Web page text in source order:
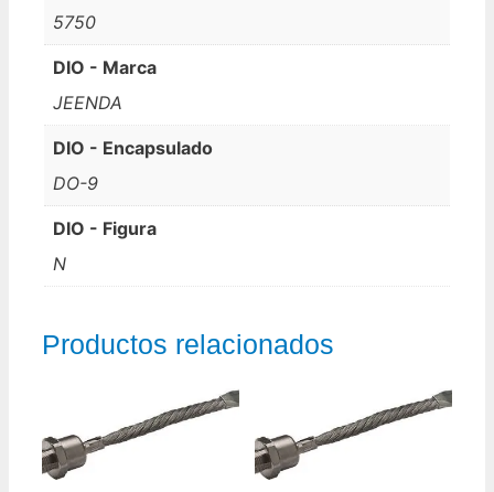
5750
DIO - Marca
JEENDA
DIO - Encapsulado
DO-9
DIO - Figura
N
Productos relacionados